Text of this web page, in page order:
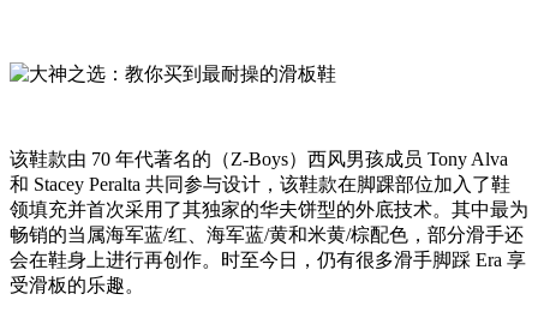
该鞋款由 70 年代著名的（Z-Boys）西风男孩成员 Tony Alva
和 Stacey Peralta 共同参与设计，该鞋款在脚踝部位加入了鞋
领填充并首次采用了其独家的华夫饼型的外底技术。其中最为
畅销的当属海军蓝/红、海军蓝/黄和米黄/棕配色，部分滑手还
会在鞋身上进行再创作。时至今日，仍有很多滑手脚踩 Era 享
受滑板的乐趣。